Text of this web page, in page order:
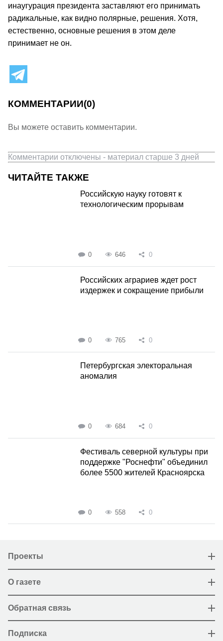
инаугурация президента заставляют его принимать
радикальные, как видно полярные, решения. Хотя,
естественно, основные решения в этом деле
принимает не он.
КОММЕНТАРИИ(0)
Вы можете оставить комментарии.
Комментарии отключены - материал старше 3 дней
ЧИТАЙТЕ ТАКЖЕ
Российскую науку готовят к
технологическим прорывам
0 646 0
Российских аграриев ждет рост
издержек и сокращение прибыли
0 765 0
Петербургская электоральная
аномалия
0 684 0
Фестиваль северной культуры при
поддержке "Роснефти" объединил
более 5500 жителей Красноярска
0 558 0
Проекты
О газете
Обратная связь
Подписка